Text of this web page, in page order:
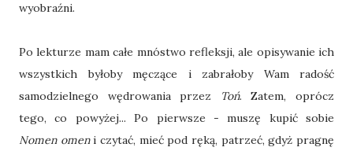
wyobraźni.
Po lekturze mam całe mnóstwo refleksji, ale opisywanie ich
wszystkich byłoby męczące i zabrałoby Wam radość
samodzielnego wędrowania przez
Toń. Zatem, oprócz
tego, co powyżej... Po pierwsze - muszę kupić sobie
Nomen omeni czytać, mieć pod ręką, patrzeć, gdyż pragnę